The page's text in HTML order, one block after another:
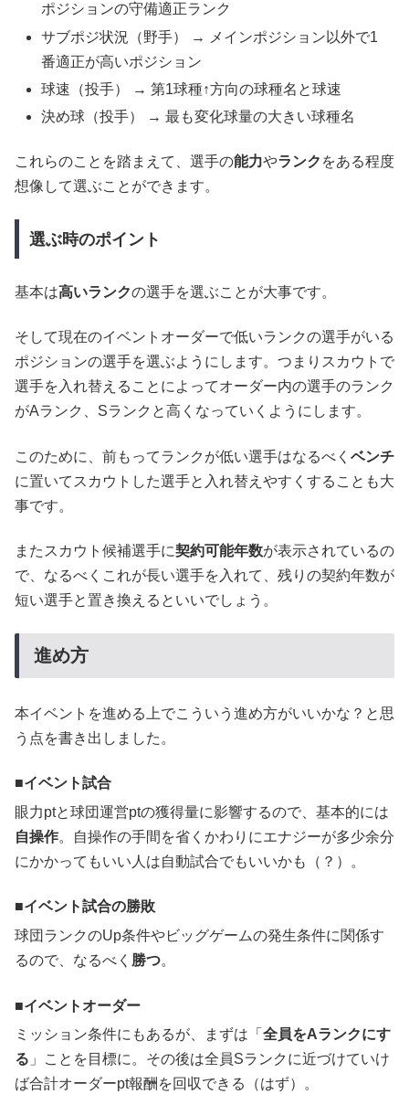
ポジションの守備適正ランク
サブポジ状況（野手） → メインポジション以外で1
番適正が高いポジション
球速（投手） → 第1球種↑方向の球種名と球速
決め球（投手） → 最も変化球量の大きい球種名
これらのことを踏まえて、選手の能力やランク をある程度
想像して選ぶことができます。
選ぶ時のポイント
基本は高いランクの選手を選ぶことが大事です。
そして現在のイベントオーダーで低いランクの選手がいる
ポジションの選手を選ぶようにします。つまりスカウトで
選手を入れ替えることによってオーダー内の選手のランク
がAランク、Sランクと高くなっていくようにします。
このために、前もってランクが低い選手はなるべく ベンチ
に置いてスカウトした選手と入れ替えやすくすることも大
事です。
またスカウト候補選手に契約可能年数が表示されているの
で、なるべくこれが長い選手を入れて、残りの契約年数が
短い選手と置き換えるといいでしょう。
進め方
本イベントを進める上でこういう進め方がいいかな？と思
う点を書き出しました。
イベント試合
眼力ptと球団運営ptの獲得量に影響するので、基本的には
自操作。自操作の手間を省くかわりにエナジーが多少余分
にかかってもいい人は自動試合でもいいかも（？）。
イベント試合の勝敗
球団ランクのUp条件やビッグゲームの発生条件に関係す
るので、なるべく 勝つ。
イベントオーダー
ミッション条件にもあるが、まずは「 全員をAランクにす
る 」ことを目標に。その後は全員Sランクに近づけていけ
ば合計オーダーpt報酬を回収できる（はず）。